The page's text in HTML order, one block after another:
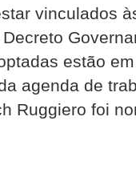
vinculados
estão
agenda de
Ruggiero foi